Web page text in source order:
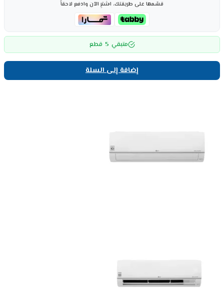
قسّمها على طريقتك، اشترِ الآن وادفع لاحقاً
متبقي 5 قطع
إضافة إلى السلة